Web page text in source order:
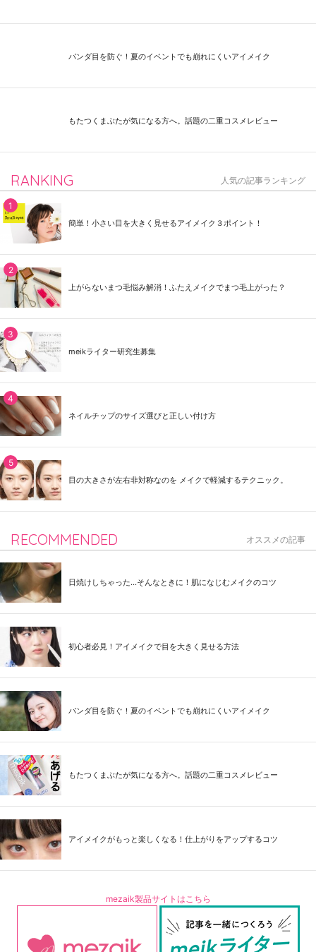
パンダ目を防ぐ！夏のイベントでも崩れにくいアイメイク
もたつくまぶたが気になる方へ。話題の二重コスメレビュー
RANKING 人気の記事ランキング
簡単！小さい目を大きく見せるアイメイク３ポイント！
上がらないまつ毛悩み解消！ふたえメイクでまつ毛上がった？
meikライター研究生募集
ネイルチップのサイズ選びと正しい付け方
目の大きさが左右非対称なのを メイクで軽減するテクニック。
RECOMMENDED オススメの記事
日焼けしちゃった...そんなときに！肌になじむメイクのコツ
初心者必見！アイメイクで目を大きく見せる方法
パンダ目を防ぐ！夏のイベントでも崩れにくいアイメイク
もたつくまぶたが気になる方へ。話題の二重コスメレビュー
アイメイクがもっと楽しくなる！仕上がりをアップするコツ
mezaik製品サイトはこちら